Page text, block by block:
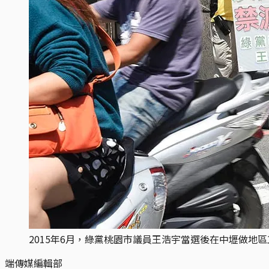
2015年6月，綠黨桃園市議員王浩宇當選後在中壢做地
端傳媒編輯部